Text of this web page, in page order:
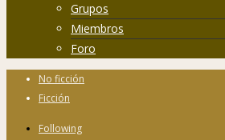
Grupos
Miembros
Foro
No ficción
Ficción
Following